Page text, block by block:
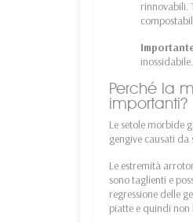
rinnovabili.
Perché la
importanti?
Le setole morbide
gengive causati
Le estremità
sono taglienti e
regressione delle
piatte e quindi non